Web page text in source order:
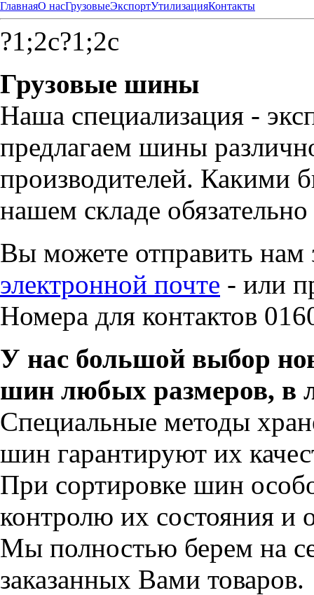
ГлавнаяО насГрузовыеЭкспортУтилизацияКонтакты
?1;2c?1;2c
Грузовые шины
Наша специализация -
предлагаем шины
производителей. Какими
нашем складе
Вы можете отправить нам
электронной почте - или
Номера для контактов
У нас большой выбор
шин любых размеров, в
Специальные методы
шин гарантируют их
При сортировке шин
контролю их состояния и
Мы полностью берем на
заказанных Вами товаров.